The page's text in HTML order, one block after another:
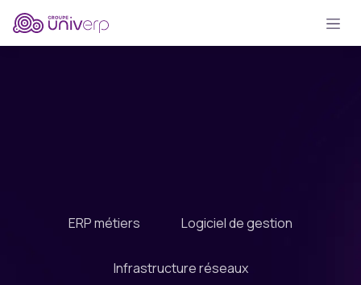
Se rendre au contenu
ERP métiers Logiciel de gestion
Infrastructure réseaux